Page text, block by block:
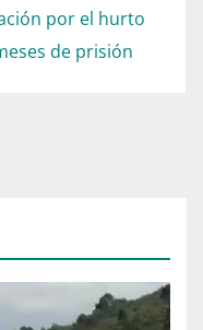
por el hurto
de prisión